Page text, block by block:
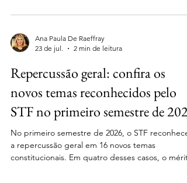
uberização. Entre os principais julgamentos
previstos: 📌 5/8 | Expurgos inflacionários — RE
inflacionários na correção monetária de depósitos
judiciais.
Ana Paula De Raeffray
23 de jul.
2 min de leitura
Repercussão geral: confira os
novos temas reconhecidos pelo
STF no primeiro semestre de 2026
No primeiro semestre de 2026, o STF
a repercussão geral em 16 novos temas
constitucionais. Em quatro desses casos, o mérito